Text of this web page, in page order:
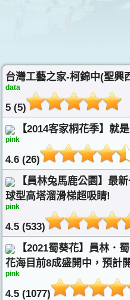
台灣工藝之家-柯錦中(聖興
data
5 (5)
【2014客家桐花季】就
pink
4.6 (26)
【員林兔馬鹿公園】最
球型高塔溜滑梯超吸睛!
pink
4.5 (533)
【2021蜀葵花】員林．
花海目前8成盛開中，預計
pink
4.5 (1077)